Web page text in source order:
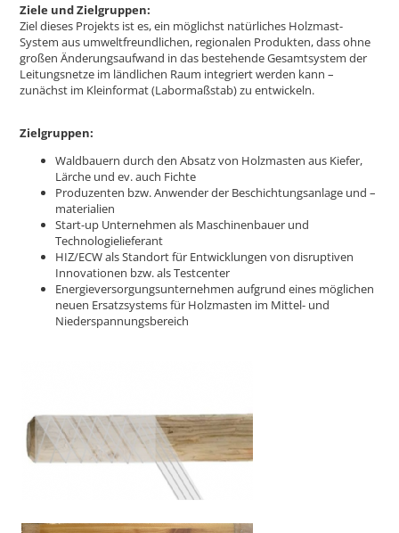
Ziele und Zielgruppen:
Ziel dieses Projekts ist es, ein möglichst natürliches Holzmast-
System aus umweltfreundlichen, regionalen Produkten, dass ohne
großen Änderungsaufwand in das bestehende Gesamtsystem der
Leitungsnetze im ländlichen Raum integriert werden kann –
zunächst im Kleinformat (Labormaßstab) zu entwickeln.
Zielgruppen:
Waldbauern durch den Absatz von Holzmasten aus Kiefer,
Lärche und ev. auch Fichte
Produzenten bzw. Anwender der Beschichtungsanlage und –
materialien
Start-up Unternehmen als Maschinenbauer und
Technologielieferant
HIZ/ECW als Standort für Entwicklungen von disruptiven
Innovationen bzw. als Testcenter
Energieversorgungsunternehmen aufgrund eines möglichen
neuen Ersatzsystems für Holzmasten im Mittel- und
Niederspannungsbereich